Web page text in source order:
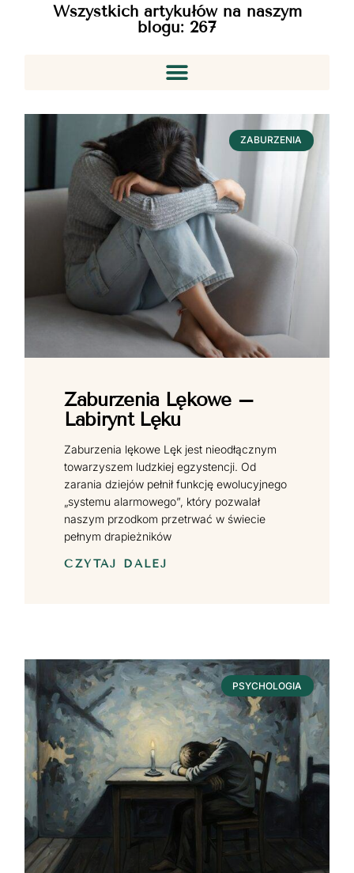
Wszystkich artykułów na naszym
blogu: 267
ZABURZENIA
Zaburzenia Lękowe –
Labirynt Lęku
Zaburzenia lękowe Lęk jest nieodłącznym
towarzyszem ludzkiej egzystencji. Od
zarania dziejów pełnił funkcję ewolucyjnego
„systemu alarmowego”, który pozwalał
naszym przodkom przetrwać w świecie
pełnym drapieżników
CZYTAJ DALEJ
PSYCHOLOGIA